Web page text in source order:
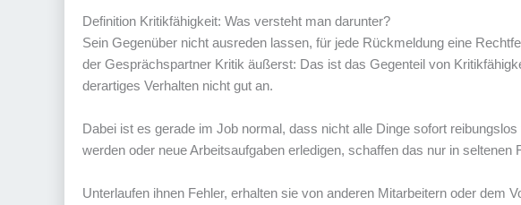
Definition Kritikfähigkeit: Was versteht man darunter?
Sein Gegenüber nicht ausreden lassen, für jede Rückmeldung eine
der Gesprächspartner Kritik äußerst: Das ist das Gegenteil von
derartiges Verhalten nicht gut an.
Dabei ist es gerade im Job normal, dass nicht alle Dinge sofort
werden oder neue Arbeitsaufgaben erledigen, schaffen das nur in seltenen
Unterlaufen ihnen Fehler, erhalten sie von anderen Mitarbeitern oder dem